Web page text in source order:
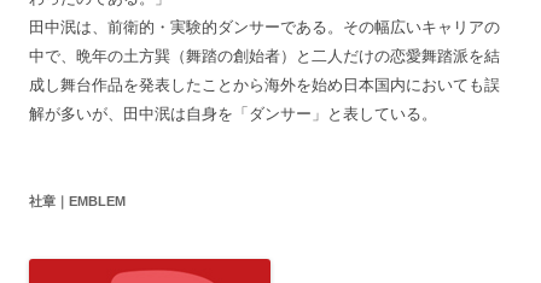
田中泯は、前衛的・実験的ダンサーである。その幅広いキャリアの
中で、晩年の土方巽（舞踏の創始者）と二人だけの恋愛舞踏派を結
成し舞台作品を発表したことから海外を始め日本国内においても誤
解が多いが、田中泯は自身を「ダンサー」と表している。
社章｜EMBLEM